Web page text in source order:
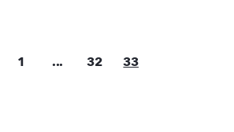
1 ... 32 33